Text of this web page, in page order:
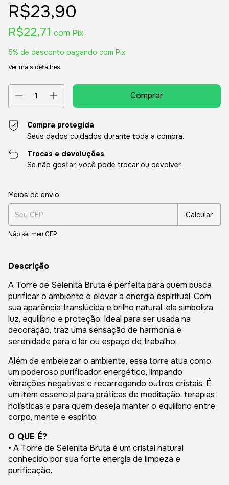
R$23,90
R$22,71 com Pix
5% de desconto pagando com Pix
Ver mais detalhes
Compra protegida
Seus dados cuidados durante toda a compra.
Trocas e devoluções
Se não gostar, você pode trocar ou devolver.
Entregas para o CEP:
Meios de envio
Calcular
Não sei meu CEP
Descrição
A Torre de Selenita Bruta é perfeita para quem busca
purificar o ambiente e elevar a energia espiritual. Com
sua aparência translúcida e brilho natural, ela simboliza
luz, equilíbrio e proteção. Ideal para ser usada na
decoração, traz uma sensação de harmonia e
serenidade para o lar ou espaço de trabalho.
Além de embelezar o ambiente, essa torre atua como
um poderoso purificador energético, limpando
vibrações negativas e recarregando outros cristais. É
um item essencial para práticas de meditação, terapias
holísticas e para quem deseja manter o equilíbrio entre
corpo, mente e espírito.
O QUE É?
• A Torre de Selenita Bruta é um cristal natural
conhecido por sua forte energia de limpeza e
purificação.